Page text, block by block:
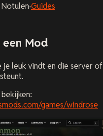
Notulen·Guides
Mod
je leuk vindt en die server of
games/windrose